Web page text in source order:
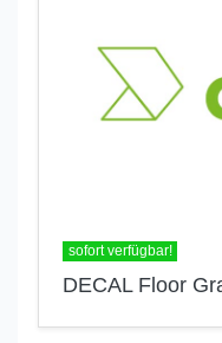
sofort verfügbar!
DECAL Floor